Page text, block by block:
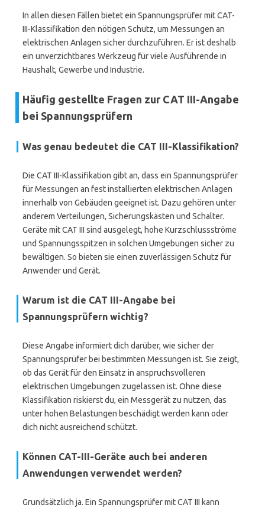
In allen diesen Fällen bietet ein Spannungsprüfer mit CAT-
III-Klassifikation den nötigen Schutz, um Messungen an
elektrischen Anlagen sicher durchzuführen. Er ist deshalb
ein unverzichtbares Werkzeug für viele Ausführende in
Haushalt, Gewerbe und Industrie.
Häufig gestellte Fragen zur CAT III-Angabe
bei Spannungsprüfern
Was genau bedeutet die CAT III-Klassifikation?
Die CAT III-Klassifikation gibt an, dass ein Spannungsprüfer
für Messungen an fest installierten elektrischen Anlagen
innerhalb von Gebäuden geeignet ist. Dazu gehören unter
anderem Verteilungen, Sicherungskästen und Schalter.
Geräte mit CAT III sind ausgelegt, hohe Kurzschlussströme
und Spannungsspitzen in solchen Umgebungen sicher zu
bewältigen. So bieten sie einen zuverlässigen Schutz für
Anwender und Gerät.
Warum ist die CAT III-Angabe bei
Spannungsprüfern wichtig?
Diese Angabe informiert dich darüber, wie sicher der
Spannungsprüfer bei bestimmten Messungen ist. Sie zeigt,
ob das Gerät für den Einsatz in anspruchsvolleren
elektrischen Umgebungen zugelassen ist. Ohne diese
Klassifikation riskierst du, ein Messgerät zu nutzen, das
unter hohen Belastungen beschädigt werden kann oder
dich nicht ausreichend schützt.
Können CAT-III-Geräte auch bei anderen
Anwendungen verwendet werden?
Grundsätzlich ja. Ein Spannungsprüfer mit CAT III kann